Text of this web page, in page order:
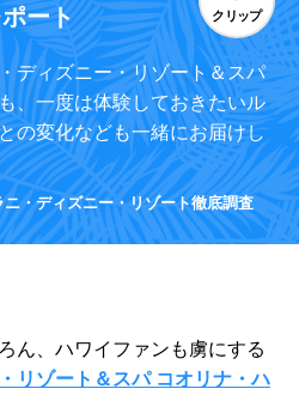
ート
クリップ
ディズニー・リゾート＆スパ
、一度は体験しておきたいル
の変化なども一緒にお届けし
ニ・ディズニー・リゾート徹底調査
ん、ハワイファンも虜にする
リゾート＆スパ コオリナ・ハ